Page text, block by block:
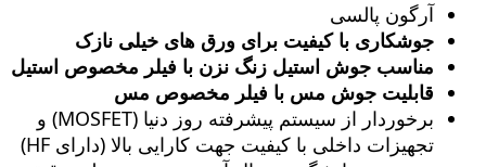
آرگون پالسی
جوشکاری با کیفیت برای ورق های خیلی نازک
مناسب جوش استیل زنگ‌ نزن با فیلر مخصوص استیل
قابلیت جوش مس با فیلر مخصوص مس
برخوردار از سیستم پیشرفته روز دنیا (MOSFET) و
تجهیزات داخلی با کیفیت جهت کارایی بالا (دارای HF)